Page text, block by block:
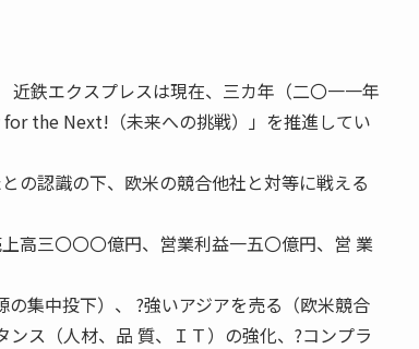
エクスプレスは現在、三カ年（二〇一一年
the Next!（未来への挑戦）」を推進してい
の認識の下、欧米の競合他社と対等に戦える
高三〇〇〇億円、営業利益一五〇億円、営 業
集中投下）、 ?強いアジアを売る（欧米競合
ス（人材、品 質、ＩＴ）の強化、?コンプラ